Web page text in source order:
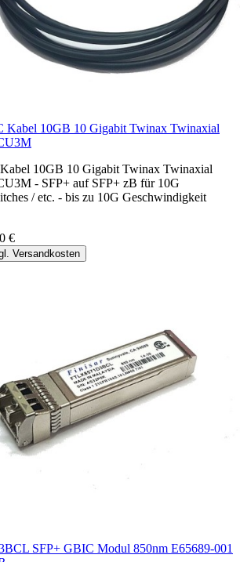
Kabel 10GB 10 Gigabit Twinax Twinaxial
10GB 10 Gigabit Twinax Twinaxial
- SFP+ auf SFP+ zB für 10G
/ etc. - bis zu 10G Geschwindigkeit
€
Versandkosten
SFP+ GBIC Modul 850nm E65689-001